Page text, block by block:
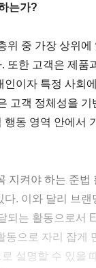
는가?
위 중 가장 상위
또한 고객은 제품
이자 특정 사회
고객 정체성을 기
동 영역 안에서
지켜야 하는 준법
. 이와 달리 브랜
는 활동으로서
으로 자리 잡게
설명할 수 있을